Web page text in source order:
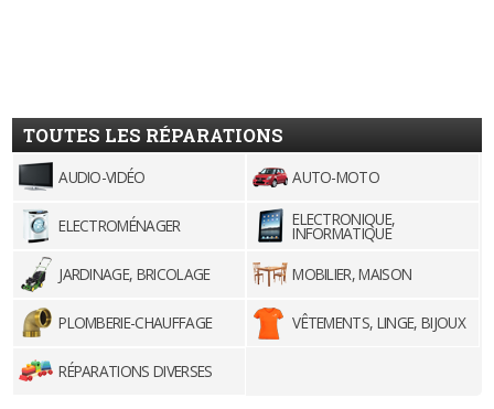
TOUTES LES RÉPARATIONS
AUDIO-VIDÉO AUTO-MOTO
ELECTROMÉNAGER ELECTRONIQUE,
INFORMATIQUE
JARDINAGE, BRICOLAGE
MOBILIER, MAISON
PLOMBERIE-CHAUFFAGE VÊTEMENTS, LINGE, BIJOUX
RÉPARATIONS DIVERSES